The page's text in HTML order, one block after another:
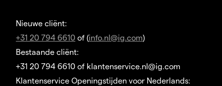
Nieuwe cliënt:
+31 20 794 6610 of (info.nl@ig.com)
Bestaande cliënt:
+31 20 794 6610 of klantenservice.nl@ig.com
Klantenservice Openingstijden voor Nederlands: